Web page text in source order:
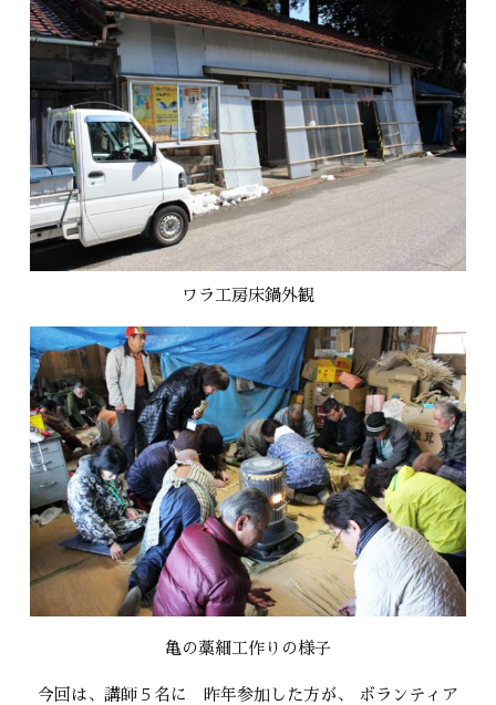
ワラ工房床鍋外観
亀の藁細工作りの様子
今回は、講師５名に 昨年参加した方が、 ボランティア